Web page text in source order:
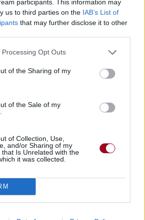
participants. This information may
us to third parties on the IAB’s List of
that may further disclose it to other
Opt Outs
of the Sharing of my
of the Sale of my
of Collection, Use,
and/or Sharing of my
that Is Unrelated with the
it was collected.